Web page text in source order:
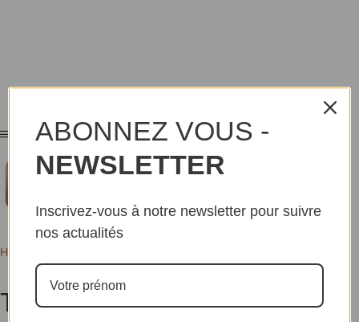
Home
Tolga Bozduman
ABONNEZ VOUS -
NEWSLETTER
Inscrivez-vous à notre newsletter pour suivre
nos actualités